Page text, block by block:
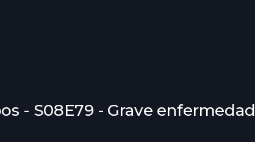
- S08E79 - Grave enfermedad